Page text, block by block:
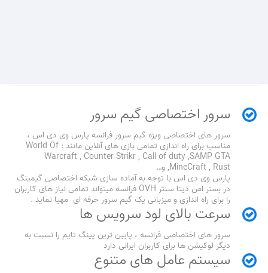
سرور اختصاصی گیم سرور
سرور های اختصاصی ویژه گیم سرور فرانسه پارس وی دی اس ،
مناسب برای راه اندازی تمامی بازی های آنلاین مانند : World Of
Warcraft , Counter Strikr , Call of duty ,SAMP GTA
,MineCraft , Rust و…
پارس وی دی اس با توجه به آماده سازی شبکه اختصاصی گیمینگ
در بستر امن دیتا سنتر OVH فرانسه میتواند تمامی نیاز های کاربران
را برای راه اندازی و میزبانی یک گیم سرور حرفه ای مهیا نماید .
سرعت بالای لود سرویس ها
سرور های اختصاصی فرانسه ، پایین ترین پینگ تایم را نسبت به
دیگر لوکیشن ها برای کاربران ایرانی دارد
سیستم عامل های متنوع